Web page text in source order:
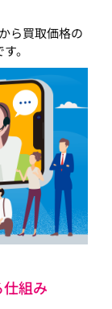
ら買取価格の
。
組み